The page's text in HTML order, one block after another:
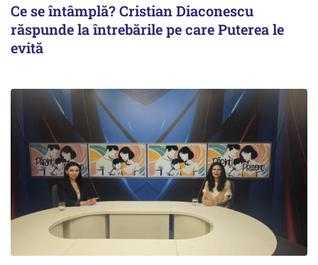
Ce se întâmplă? Cristian Diaconescu
răspunde la întrebările pe care Puterea le
evită